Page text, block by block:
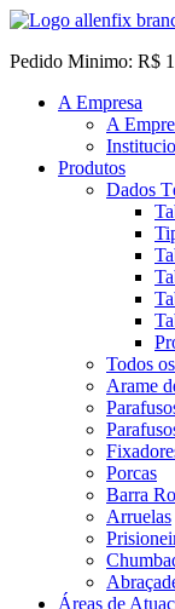
Pedido Minimo: R$
A Empresa
A
Produtos
Dados
Todos
Arame
Porcas
Barra
Arruelas
Áreas de